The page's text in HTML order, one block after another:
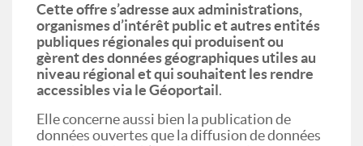
Cette offre s’adresse aux administrations,
organismes d’intérêt public et autres entités
publiques régionales qui produisent ou
gèrent des données géographiques utiles au
niveau régional et qui souhaitent les rendre
accessibles via le Géoportail.
Elle concerne aussi bien la publication de
données ouvertes que la diffusion de données